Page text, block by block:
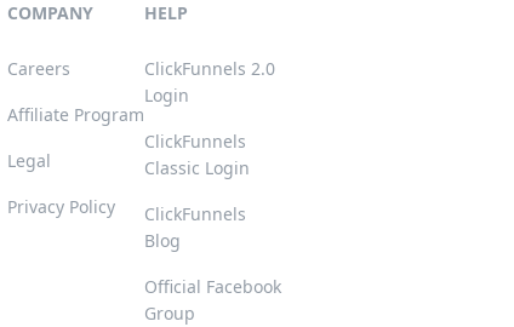
COMPANY
Careers
Affiliate Program
Legal
Privacy Policy
HELP
ClickFunnels 2.0
Login
ClickFunnels
Classic Login
ClickFunnels
Blog
Official Facebook
Group